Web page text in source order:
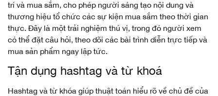
trí và mua sắm, cho phép người sáng tạo nội dung và
thương hiệu tổ chức các sự kiện mua sắm theo thời gian
thực. Đây là một trải nghiệm thú vị, trong đó người xem
có thể đặt câu hỏi, theo dõi các bài trình diễn trực tiếp và
mua sản phẩm ngay lập tức.
Tận dụng hashtag và từ khoá
Hashtag và từ khóa giúp thuật toán hiểu rõ về chủ đề của